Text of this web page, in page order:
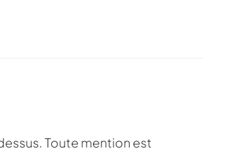
Toute mention est